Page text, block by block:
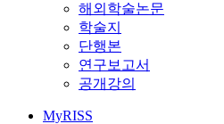
해외학술논문
학술지
단행본
연구보고서
공개강의
MyRISS